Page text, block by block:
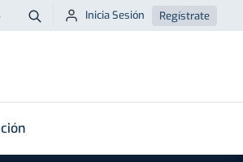
Buscar
Inicia Sesión Regístrate